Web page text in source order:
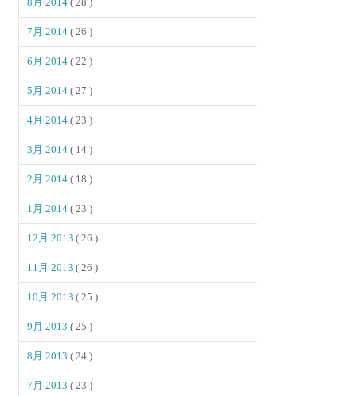
7月 2014( 26 )
6月 2014( 22 )
5月 2014( 27 )
4月 2014( 23 )
3月 2014( 14 )
2月 2014( 18 )
1月 2014( 23 )
12月 2013( 26 )
11月 2013( 26 )
10月 2013( 25 )
9月 2013( 25 )
8月 2013( 24 )
7月 2013( 23 )